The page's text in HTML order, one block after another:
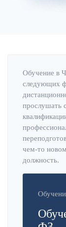
Обучение в
следующих
прослушать
чем-то
должность.